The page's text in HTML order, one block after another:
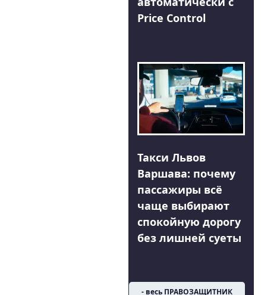
Price Control
Такси Львов
Варшава: почему
пассажиры всё
чаще выбирают
спокойную дорогу
без лишней суеты
- весь ПРАВОЗАЩИТНИК